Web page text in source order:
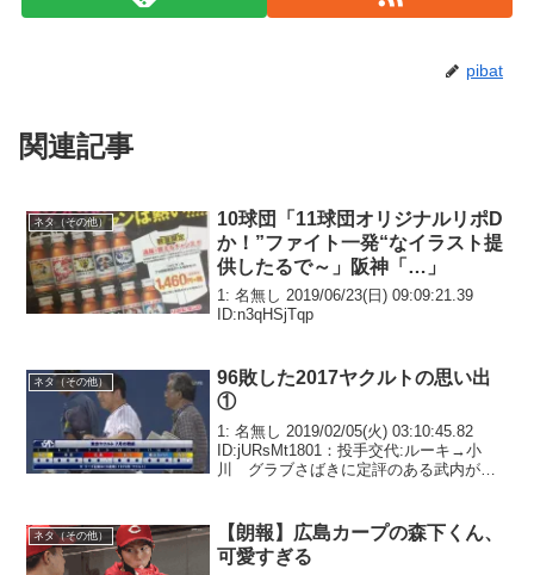
pibat
関連記事
ネタ（その他）
10球団「11球団オリジナルリポD
か！”ファイト一発“なイラスト提
供したるで～」阪神「…」
1: 名無し 2019/06/23(日) 09:09:21.39
ID:n3qHSjTqp
ネタ（その他）
96敗した2017ヤクルトの思い出
①
1: 名無し 2019/02/05(火) 03:10:45.82
ID:jURsMt1801：投手交代:ルーキ→小
川 グラブさばきに定評のある武内がフ
めのフォー...
ネタ（その他）
【朗報】広島カープの森下くん、
可愛すぎる